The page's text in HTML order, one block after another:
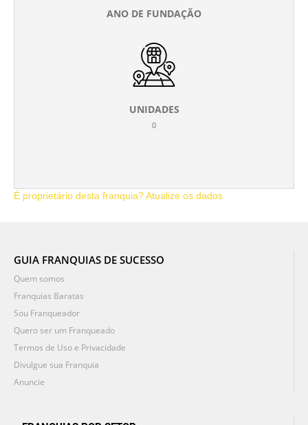
ANO DE FUNDAÇÃO
UNIDADES
0
É proprietário desta franquia? Atualize os dados
GUIA FRANQUIAS DE SUCESSO
Quem somos
Franquias Baratas
Sou Franqueador
Quero ser um Franqueado
Termos de Uso e Privacidade
Divulgue sua Franquia
Anuncie